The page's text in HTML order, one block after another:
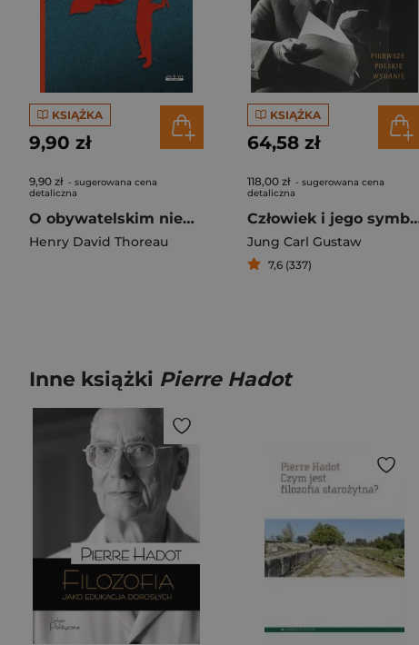
KSIĄŻKA
9,90 zł
9,90 zł - sugerowana cena
detaliczna
O obywatelskim nieposłuszeństwie
Henry David Thoreau
KSIĄŻKA
64,58 zł
118,00 zł - sugerowana cena
detaliczna
Człowiek i
Jung Carl Gustaw
7,6 (337)
Inne książki Pierre Hadot